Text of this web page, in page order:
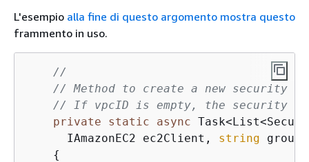
L'esempio alla fine di questo argomento mostra questo
frammento in uso.
//
// Method to create a new security
// If vpcID is empty, the security
private
static async
      IAmazonEC2 ec2Client,
string
{